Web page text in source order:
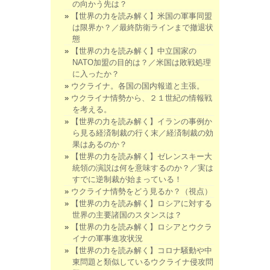
の向かう先は？
【世界の力を読み解く】米国の軍事同盟
は限界か？／最終防衛ラインまで撤退状
態
【世界の力を読み解く】中立国家の
NATO加盟の目的は？／米国は敗戦処理
に入ったか？
ウクライナ。各国の国内報道と主張。
ウクライナ情勢から、２１世紀の情報戦
を考える。
【世界の力を読み解く】イランの事例か
ら見る経済制裁の行く末／経済制裁の効
果はあるのか？
【世界の力を読み解く】ゼレンスキー大
統領の演説は何を意味するのか？／実は
すでに逆制裁が始まっている！
ウクライナ情勢をどう見るか？（視点）
【世界の力を読み解く】ロシアに対する
世界の主要諸国のスタンスは？
【世界の力を読み解く】ロシアとウクラ
イナの軍事進攻状況
【世界の力を読み解く】コロナ騒動や中
東問題と類似しているウクライナ侵攻問